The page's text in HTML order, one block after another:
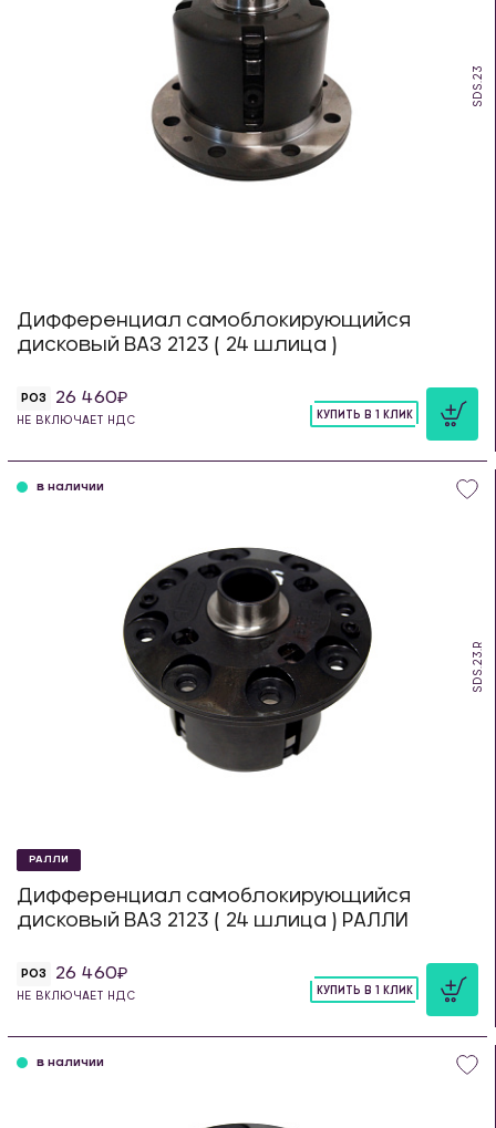
SDS.23
Дифференциал самоблокирующийся
дисковый ВАЗ 2123 ( 24 шлица )
РОЗ 26 460
НЕ ВКЛЮЧАЕТ НДС
КУПИТЬ В 1 КЛИК
SDS.23.R
в наличии
РАЛЛИ
Дифференциал самоблокирующийся
дисковый ВАЗ 2123 ( 24 шлица ) РАЛЛИ
РОЗ 26 460
НЕ ВКЛЮЧАЕТ НДС
КУПИТЬ В 1 КЛИК
в наличии